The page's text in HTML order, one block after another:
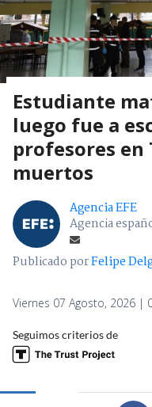
Estudiante
luego fue a
profesores en
muertos
Agencia EFE
Agencia
Publicado porFelipe
Viernes 07 Agosto, 2026 |
Seguimos criterios de